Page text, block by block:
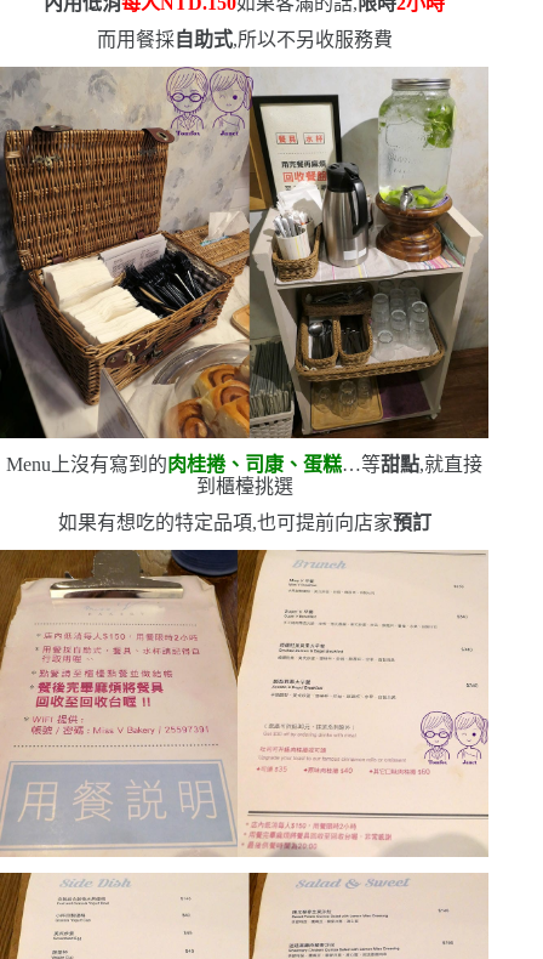
而用餐採自助式,所以不另收服務費
Menu 上沒有寫到的肉桂捲、司康、蛋糕…等甜點,就直接
到櫃檯挑選
如果有想吃的特定品項,也可提前向店家預訂